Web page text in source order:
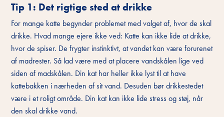
Tip 1: Det rigtige sted at drikke
For mange katte begynder problemet med valget af, hvor de skal
drikke. Hvad mange ejere ikke ved: Katte kan ikke lide at drikke,
hvor de spiser. De frygter instinktivt, at vandet kan være forurenet
af madrester. Så lad være med at placere vandskålen lige ved
siden af madskålen. Din kat har heller ikke lyst til at have
kattebakken i nærheden af sit vand. Desuden bør drikkestedet
være i et roligt område. Din kat kan ikke lide stress og støj, når
den skal drikke vand.